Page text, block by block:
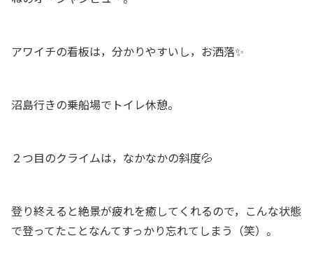
アワイチの看板は，分かりやすいし，お洒落✨
沼島行きの乗船場でトイレ休憩。
２つ目のクライムは，なかなかの斜度💦
登り終えると絶景が疲れを癒してくれるので，こんな状態
で登ってたことなんてすっかり忘れてしまう（笑）。